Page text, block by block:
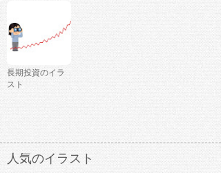
長期投資のイラ
スト
人気のイラスト